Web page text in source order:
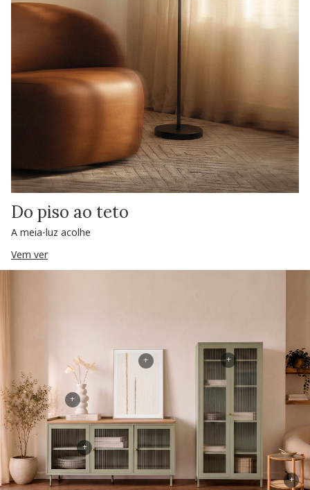
Do piso ao teto
A meia-luz acolhe
Vem ver
+
+
+
+
+